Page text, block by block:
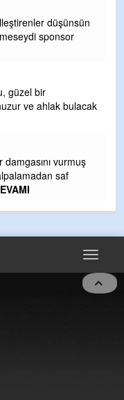
düşünsün
sponsor
güzel bir
ve ahlak bulacak
vurmuş
saf
Toggle